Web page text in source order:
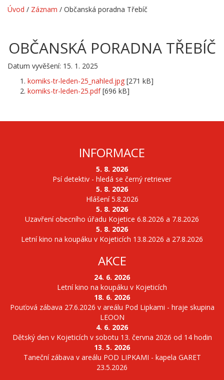
Úvod / Záznam / Občanská poradna Třebíč
OBČANSKÁ PORADNA TŘEBÍČ
Datum vyvěšení: 15. 1. 2025
komiks-tr-leden-25_nahled.jpg [271 kB]
komiks-tr-leden-25.pdf[696 kB]
INFORMACE
5. 8. 2026
Psí detektiv - hledá se černý retriever
5. 8. 2026
Hlášení 5.8.2026
5. 8. 2026
Uzavření obecního úřadu Kojetice 6.8.2026 a 7.8.2026
5. 8. 2026
Letní kino na koupáku v Kojeticích 13.8.2026 a 27.8.2026
AKCE
24. 6. 2026
Letní kino na koupáku v Kojeticích
18. 6. 2026
Pouťová zábava 27.6.2026 v areálu Pod Lipkami - hraje skupina
LEOON
4. 6. 2026
Dětský den v Kojeticích v sobotu 13. června 2026 od 14 hodin
13. 5. 2026
Taneční zábava v areálu POD LIPKAMI - kapela GARET
23.5.2026